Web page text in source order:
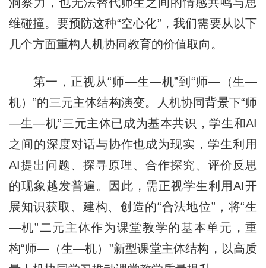
维碰撞。要预防这种“空心化”，我们需要从以下
几个方面重构人机协同教育的价值取向。
第一，正视从“师—生—机”到“师—（生—
机）”的三元主体结构演变。人机协同背景下“师
—生—机”三元主体已成为基本共识，学生和AI
之间的深度对话与协作也成为现实，学生利用
AI提出问题、探寻原理、合作探究、评价反思
的现象越发普遍。因此，需正视学生利用AI开
展知识获取、建构、创造的“合法地位”，将“生
—机”二元主体作为课堂教学的基本单元，重
构“师—（生—机）”新型课堂主体结构，以高质